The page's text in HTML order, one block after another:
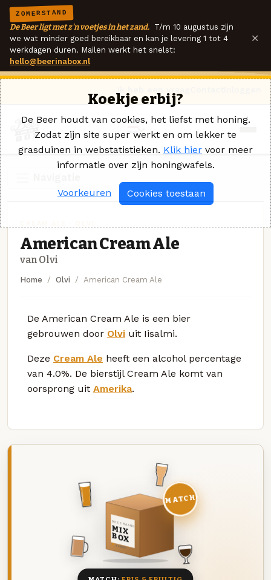
ZOMERSTAND
De Beer ligt met z'n voetjes in het zand. T/m 10 augustus zijn
we wat minder goed bereikbaar en kan je levering 1 tot 4
werkdagen duren. Mailen werkt het snelst:
hello@beerinabox.nl
×
American Cream Ale
van Olvi
Home Olvi American Cream Ale
De American Cream Ale is een bier
gebrouwen door Olvi uit Iisalmi.
Deze Cream Ale heeft een alcohol percentage
van 4.0%. De bierstijl Cream Ale komt van
oorsprong uit Amerika.
DEZE MAAND
MIX
BOX
8 BIEREN
MATCH
Koekje erbij?
De Beer houdt van cookies, het liefst met honing.
Zodat zijn site super werkt en om lekker te
grasduinen in webstatistieken. Klik hier voor meer
informatie over zijn honingwafels.
Voorkeuren Cookies toestaan